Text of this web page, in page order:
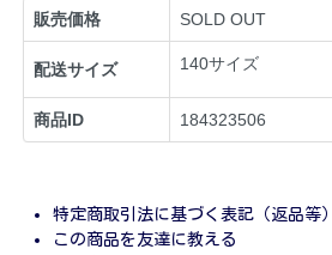
販売価格 SOLD OUT
配送サイズ 140サイズ
商品ID 184323506
特定商取引法に基づく表記（返品等）
この商品を友達に教える